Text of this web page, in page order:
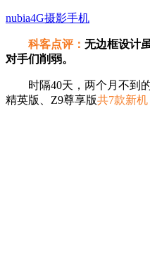
nubia4G摄影手机
科客点评： 无边框设计
对手们削弱。
时隔40天，两个月不到的
精英版、Z9尊享版共7款新机